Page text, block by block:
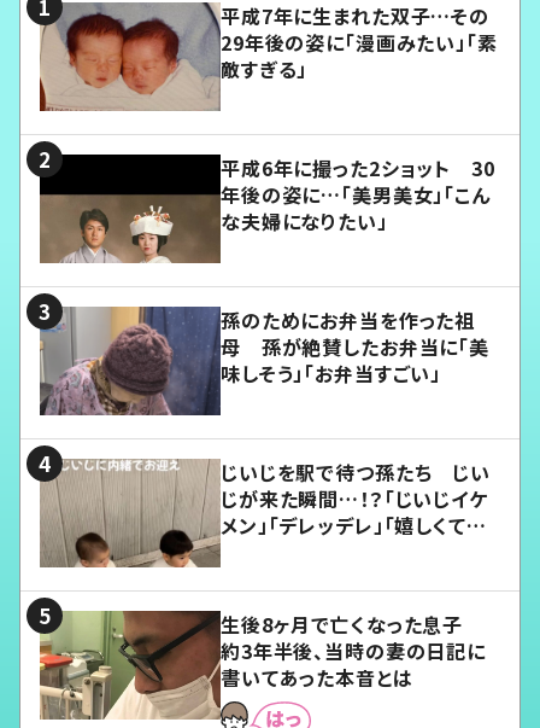
平成7年に生まれた双子…その
29年後の姿に「漫画みたい」「素
敵すぎる」
平成6年に撮った2ショット 30
年後の姿に…「美男美女」「こん
な夫婦になりたい」
孫のためにお弁当を作った祖
母 孫が絶賛したお弁当に「美
味しそう」「お弁当すごい」
じいじを駅で待つ孫たち じい
じが来た瞬間…！？「じいじイケ
メン」「デレッデレ」「嬉しくて可
生後8ヶ月で亡くなった息子
約3年半後、当時の妻の日記に
書いてあった本音とは